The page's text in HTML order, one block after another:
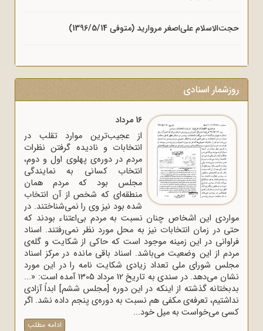
حجت‌الاسلام علی‌اصغر مروارید (متوفی 1396/5/14)
روزشمار اسنادی
16 مرداد
از عجیب‌ترین موارد تقلب در
انتخابات و نادیده گرفتن نظرات
مردم در دوره‌ی پهلوی اول و دوم،
انتخاب کسانی به نمایندگی
مجلس بود که مردم همان
منطقه‌ای که شخص از آن انتخاب
شده بود نیز وی را نمی‌شناختند. در
مواردی این اشخاص چنان نسبت به مردم بی‌اعتناء بودند که
حتی در زمان انتخابات نیز به محل مورد نظر نمی‌رفتند. اسناد
فراوانی در این زمینه موجود است که حاکی از شکایت و گله‌ی
مردم از این وضعیت می‌باشد. اسناد باقی مانده در مرکز اسناد
مجلس شورای ملی تعداد زیادی شکایت نامه را در این مورد
نشان می‌دهد. در سندی به تاریخ 12 مرداد 1305 آمده است: «...
بدبختانه گذشته از اینکه در این دوره [مجلس ششم] ابداً آزادی
نداشتیم، تعرفه‌ی مکفی هم نسبت به دوره‌ی پنجم داده نشد. اگر
کسی می‌خواست به میل خود...
ادامه مطلب